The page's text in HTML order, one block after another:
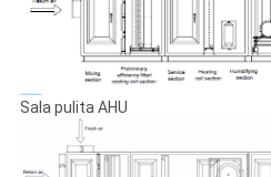
Sala pulita AHU